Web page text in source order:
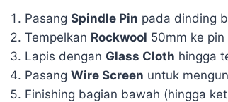
Pasang Spindle Pin pada dinding
Tempelkan Rockwool 50mm ke
Lapis dengan Glass Cloth hingga
Pasang Wire Screen untuk
Finishing bagian bawah (hingga